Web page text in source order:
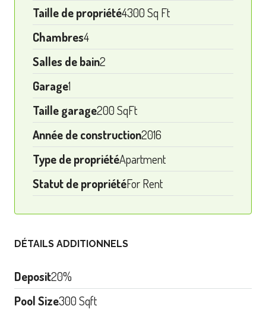
Taille de propriété4300 Sq Ft
Chambres4
Salles de bain2
Garage1
Taille garage200 SqFt
Année de construction2016
Type de propriétéApartment
Statut de propriétéFor Rent
DÉTAILS ADDITIONNELS
Deposit20%
Pool Size300 Sqft